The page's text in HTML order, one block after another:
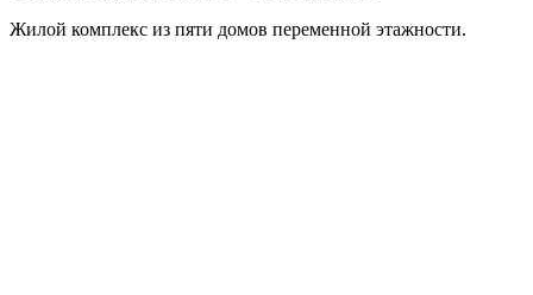
Жилой комплекс из пяти домов переменной этажности.